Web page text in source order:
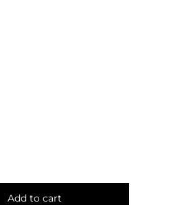
Add to cart